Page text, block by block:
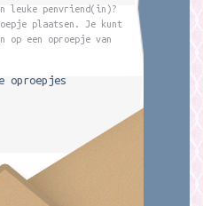
leuke penvriend(in)?
plaatsen. Je kunt
op een oproepje van
oproepjes